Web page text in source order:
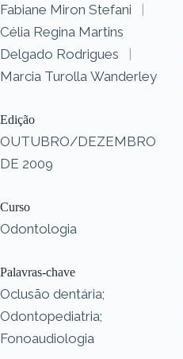
Fabiane Miron Stefani
|
Célia Regina Martins
Delgado Rodrigues
|
Marcia Turolla Wanderley
Edição
OUTUBRO/DEZEMBRO
DE 2009
Curso
Odontologia
Palavras-chave
Oclusão dentária;
Odontopediatria;
Fonoaudiologia